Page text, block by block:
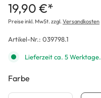
19,90 €*
Preise inkl. MwSt. zzgl.Versandkosten
Artikel-Nr.: 039798.1
Lieferzeit ca. 5 Werktage.
Farbe